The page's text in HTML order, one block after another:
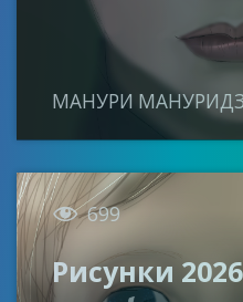
МАНУРИ
 699
Рисунки